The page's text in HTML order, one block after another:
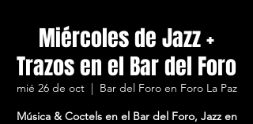
Miércoles de Jazz +
Trazos en el Bar del Foro
mié 26 de oct
  |
Bar del Foro en Foro La Paz
Música & Coctels en el Bar del Foro, Jazz en